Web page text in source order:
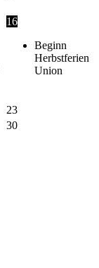
16
Beginn
Herbstferien
Union
23
30